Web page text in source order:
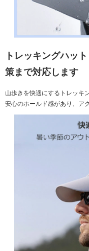
トレッキングハッ
策まで対応します
山歩きを快適にするトレッキ
安心のホールド感があり、ア